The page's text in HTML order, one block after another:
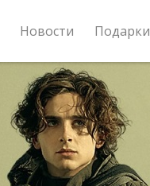
Новости Подарки